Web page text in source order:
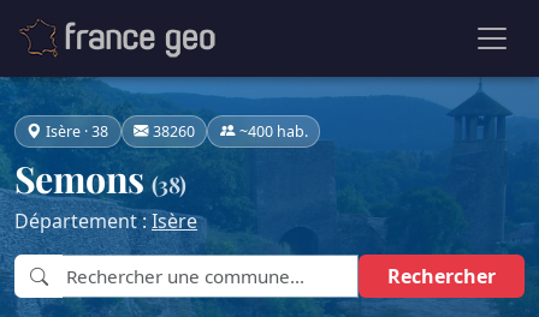
Isère · 38 38260 ~400 hab.
Semons (38)
Département :Isère
Rechercher